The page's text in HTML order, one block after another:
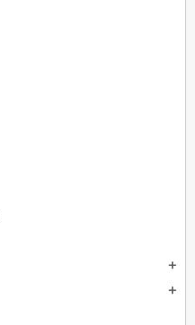
add
add